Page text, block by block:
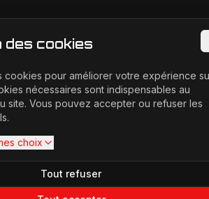
des cookies
cookies pour améliorer votre expérience
nécessaires sont indispensables au
site. Vous pouvez accepter ou refuser les
choix
Tout refuser